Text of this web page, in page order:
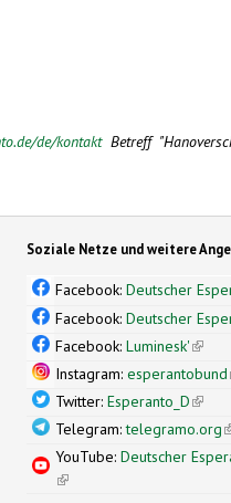
de/kontakt Betreff
Soziale Netze und weitere
Facebook:Deutscher
Facebook:Deutscher
Facebook:Luminesk'(link
Instagram:esperantobund
Twitter:Esperanto_D(link
Telegram:telegramo.org
YouTube:Deutscher
(link is external)